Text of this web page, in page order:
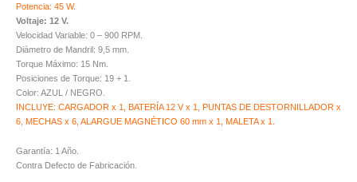
Potencia: 45 W.
Voltaje: 12 V.
Velocidad Variable: 0 – 900 RPM.
Diámetro de Mandril: 9,5 mm.
Torque Máximo: 15 Nm.
Posiciones de Torque: 19 + 1.
Color: AZUL / NEGRO.
INCLUYE: CARGADOR x 1, BATERÍA 12 V x 1, PUNTAS DE DESTORNILLADOR x
6, MECHAS x 6, ALARGUE MAGNÉTICO 60 mm x 1, MALETA x 1.
Garantía: 1 Año.
Contra Defecto de Fabricación.